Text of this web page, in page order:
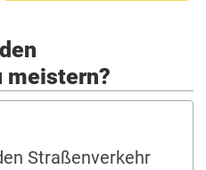
meistern?
Straßenverkehr